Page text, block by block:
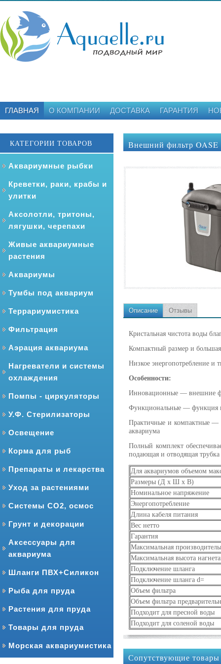
ГЛАВНАЯ О КОМПАНИИ ДОСТАВКА ГАРАНТИЯ
КАТЕГОРИИ ТОВАРОВ
Аквариумные рыбки
Креветки, раки, крабы и
улитки
Аксолотли, тритоны,
лягушки, черепахи
Живые аквариумные
растения
Аквариумы
Тумбы под аквариум
Террариумистика
Фильтрация
Аэрация аквариума
Нагреватели и системы
охлаждения
Помпы - циркуляторы
У.Ф. Стерилизаторы
Освещение
Корма для рыб
Препараты и лекарства
Уход за растениями
Системы CO2, осмос
Грунт и декорации
Аксессуары для
аквариума
Шланги ПВХ+Силикон
Рыба для пруда
Растения для пруда
Товары для пруда
Морская аквариумистика
Внешний фильтр OASE
Описание Отзывы
Кристальная чистота воды
Компактный размер и
Низкое энергопотребление и
Особенности:
Инновационные — внешние
Функциональные — функция
Практичные и компактные —
аквариума
Полный комплект
подающая и отводящая
Для аквариумов объемом
Размеры (Д х Ш х В)
Номинальное напряжение
Энергопотребление
Длина кабеля питания
Вес нетто
Гарантия
Максимальная
Максимальная высота
Подключение шланга
Подключение шланга d=
Объем фильтра
Объем фильтра
Подходит для пресной воды
Подходит для соленой воды
Сопутствующие товары